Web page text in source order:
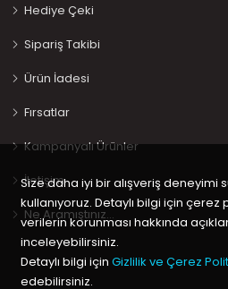
Hediye Çeki
Sipariş Takibi
Ürün İadesi
Fırsatlar
Kampanyalı Ürünler
İletişim
Ne Aramıştınız…
Size daha iyi bir alışveriş deneyimi
kullanıyoruz. Detaylı bilgi için çerez
verilerin korunması hakkında
inceleyebilirsiniz.
Detaylı bilgi için Gizlilik ve Çerez
edebilirsiniz.